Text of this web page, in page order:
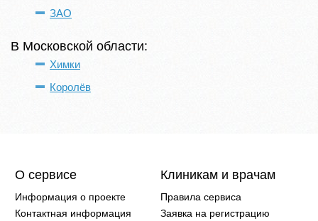
ЗАО
В Московской области:
Химки
Королёв
О сервисе
Информация о проекте
Контактная информация
Клиникам и врачам
Правила сервиса
Заявка на регистрацию